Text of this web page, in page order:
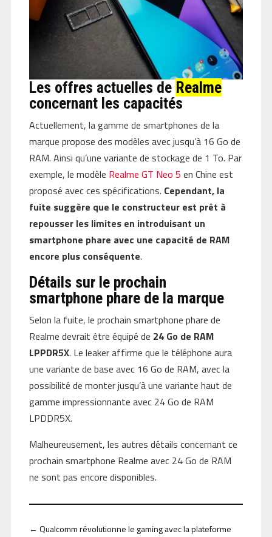
Les offres actuelles de Realme
concernant les capacités
Actuellement, la gamme de smartphones de la
marque propose des modèles avec jusqu’à 16 Go de
RAM. Ainsi qu’une variante de stockage de 1 To. Par
exemple, le modèle Realme GT Neo 5 en Chine est
proposé avec ces spécifications. Cependant, la
fuite suggère que le constructeur est prêt à
repousser les limites en introduisant un
smartphone phare avec une capacité de RAM
encore plus conséquente.
Détails sur le prochain
smartphone phare de la marque
Selon la fuite, le prochain smartphone phare de
Realme devrait être équipé de 24 Go de RAM
LPPDR5X. Le leaker affirme que le téléphone aura
une variante de base avec 16 Go de RAM, avec la
possibilité de monter jusqu’à une variante haut de
gamme impressionnante avec 24 Go de RAM
LPDDR5X.
Malheureusement, les autres détails concernant ce
prochain smartphone Realme avec 24 Go de RAM
ne sont pas encore disponibles.
← Qualcomm révolutionne le gaming avec la plateforme